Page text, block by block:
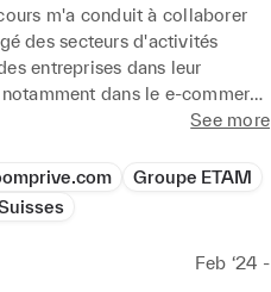
m'a conduit à collaborer
des secteurs d'activités
entreprises dans leur
dans le e-commerce
d'une approche personnalisée
Mon objectif est de
à votre succès.
de vos futurs projets. Je
See more
Groupe ETAM
Feb ‘24 -